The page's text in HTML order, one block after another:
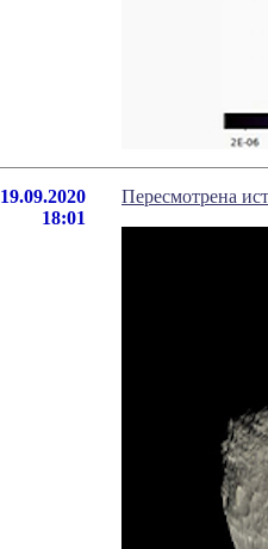
19.09.2020
18:01
Пересмотрена